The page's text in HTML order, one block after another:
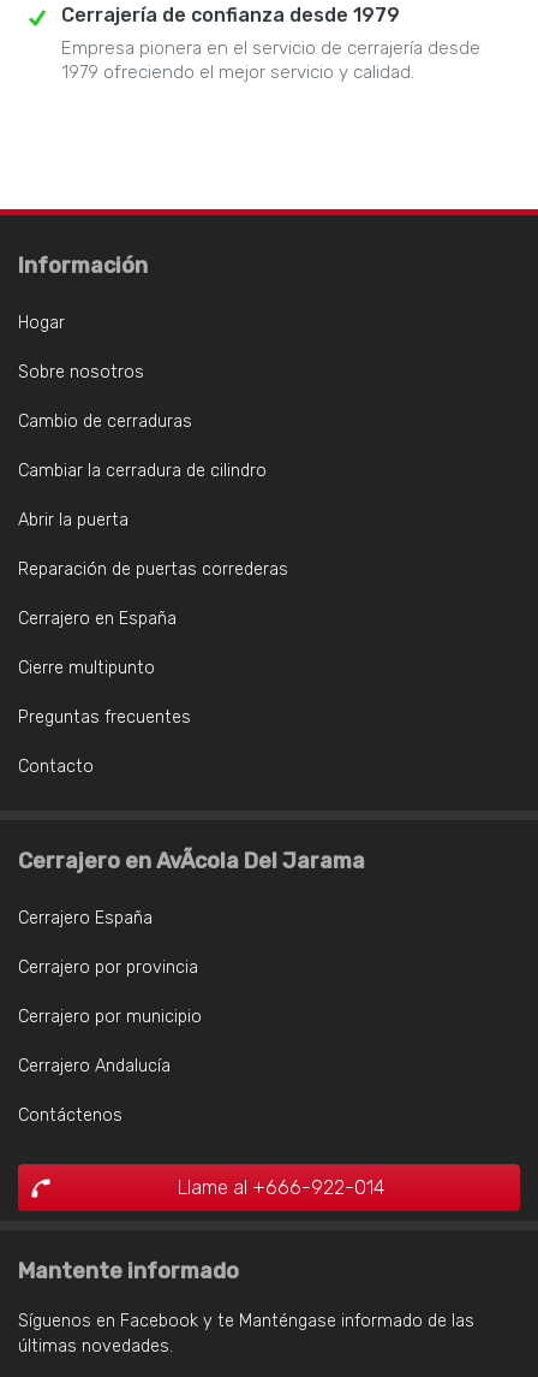
Cerrajería de confianza desde 1979
Empresa pionera en el servicio de cerrajería desde
1979 ofreciendo el mejor servicio y calidad.
Información
Hogar
Sobre nosotros
Cambio de cerraduras
Cambiar la cerradura de cilindro
Abrir la puerta
Reparación de puertas correderas
Cerrajero en España
Cierre multipunto
Preguntas frecuentes
Contacto
Cerrajero en AvÃcola Del Jarama
Cerrajero España
Cerrajero por provincia
Cerrajero por municipio
Cerrajero Andalucía
Contáctenos
Llame al +666-922-014
Mantente informado
Síguenos en Facebook y te Manténgase informado de las
últimas novedades.